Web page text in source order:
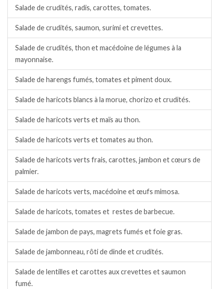
Salade de crudités, radis, carottes, tomates.
Salade de crudités, saumon, surimi et crevettes.
Salade de crudités, thon et macédoine de légumes à la
mayonnaise.
Salade de harengs fumés, tomates et piment doux.
Salade de haricots blancs à la morue, chorizo et crudités.
Salade de haricots verts et maïs au thon.
Salade de haricots verts et tomates au thon.
Salade de haricots verts frais, carottes, jambon et cœurs de
palmier.
Salade de haricots verts, macédoine et œufs mimosa.
Salade de haricots, tomates et restes de barbecue.
Salade de jambon de pays, magrets fumés et foie gras.
Salade de jambonneau, rôti de dinde et crudités.
Salade de lentilles et carottes aux crevettes et saumon
fumé.